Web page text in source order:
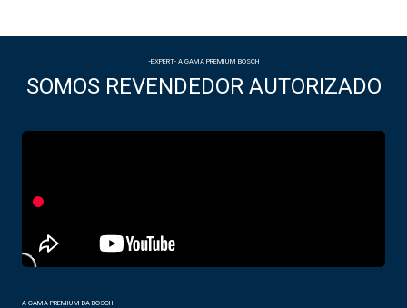
-EXPERT- A GAMA PREMIUM BOSCH
SOMOS REVENDEDOR AUTORIZADO
A GAMA PREMIUM DA BOSCH